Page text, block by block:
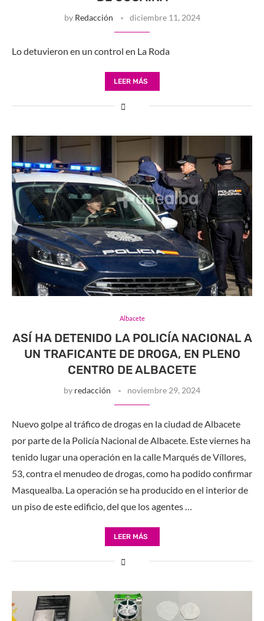
by Redacción diciembre 11, 2024
Lo detuvieron en un control en La Roda
LEER MÁS
Albacete
ASÍ HA DETENIDO LA POLICÍA NACIONAL A
UN TRAFICANTE DE DROGA, EN PLENO
CENTRO DE ALBACETE
by redacción noviembre 29, 2024
Nuevo golpe al tráfico de drogas en la ciudad de Albacete
por parte de la Policía Nacional de Albacete. Este viernes ha
tenido lugar una operación en la calle Marqués de Víllores,
53, contra el menudeo de drogas, como ha podido confirmar
Masquealba. La operación se ha producido en el interior de
un piso de este edificio, del que los agentes …
LEER MÁS